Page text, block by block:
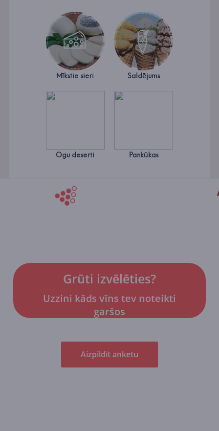
Mīkstie sieri Saldējums
Ogu deserti Pankūkas
Grūti izvēlēties?
Uzzini kāds vīns tev noteikti
garšos
Aizpildīt anketu